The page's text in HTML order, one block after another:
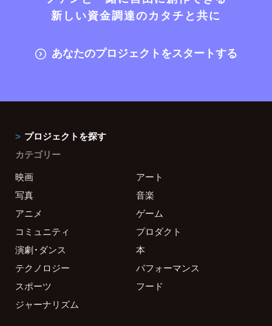
新しい資金調達のカタチと共に
あなたのプロジェクトをスタートする
プロジェクトを探す
カテゴリー
映画
アート
写真
音楽
アニメ
ゲーム
コミュニティ
プロダクト
演劇・ダンス
本
テクノロジー
パフォーマンス
スポーツ
フード
ジャーナリズム